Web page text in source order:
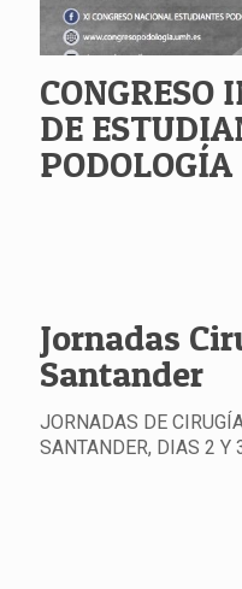
CONGRESO
DE
PODOLOGÍA
Jornadas
Santander
JORNADAS DE
SANTANDER, DIAS 2 Y